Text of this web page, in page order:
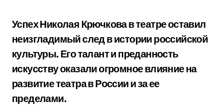
Успех Николая Крючкова в театре оставил
неизгладимый след в истории российской
культуры. Его талант и преданность
искусству оказали огромное влияние на
развитие театра в России и за ее
пределами.